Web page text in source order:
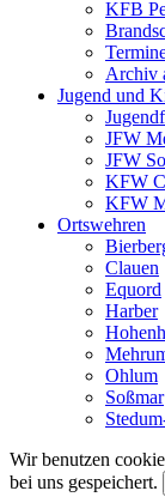
KFB
Archiv
Jugend und
JFW
JFW
KFW
KFW
Ortswehren
Clauen
Equord
Harber
Ohlum
Soßmar
Wir benutzen
bei uns gespeichert.